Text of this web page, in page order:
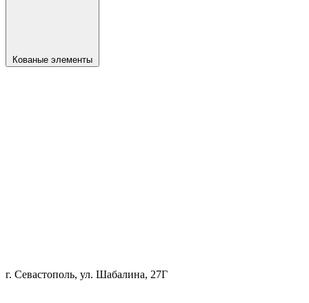
Кованые элементы
г. Севастополь, ул. Шабалина, 27Г